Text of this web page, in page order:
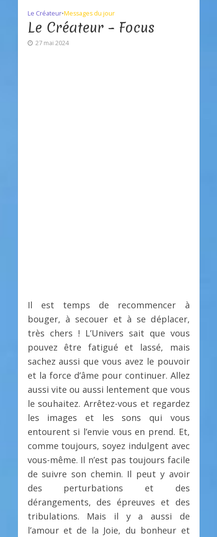
Le Créateur•Messages du jour
Le Créateur – Focus
27 mai 2024
Il est temps de recommencer à
bouger, à secouer et à se déplacer,
très chers ! L’Univers sait que vous
pouvez être fatigué et lassé, mais
sachez aussi que vous avez le pouvoir
et la force d’âme pour continuer. Allez
aussi vite ou aussi lentement que vous
le souhaitez. Arrêtez-vous et regardez
les images et les sons qui vous
entourent si l’envie vous en prend. Et,
comme toujours, soyez indulgent avec
vous-même. Il n’est pas toujours facile
de suivre son chemin. Il peut y avoir
des perturbations et des
dérangements, des épreuves et des
tribulations. Mais il y a aussi de
l’amour et de la Joie, du bonheur et